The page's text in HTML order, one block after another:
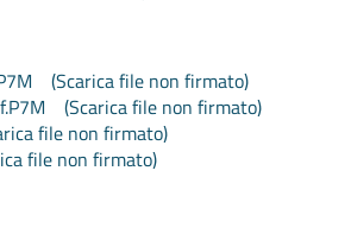
(Scarica file non firmato)
(Scarica file non firmato)
file non firmato)
file non firmato)